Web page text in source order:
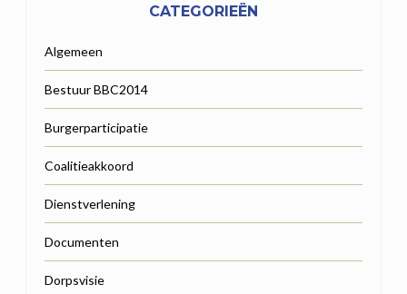
CATEGORIEËN
Algemeen
Bestuur BBC2014
Burgerparticipatie
Coalitieakkoord
Dienstverlening
Documenten
Dorpsvisie